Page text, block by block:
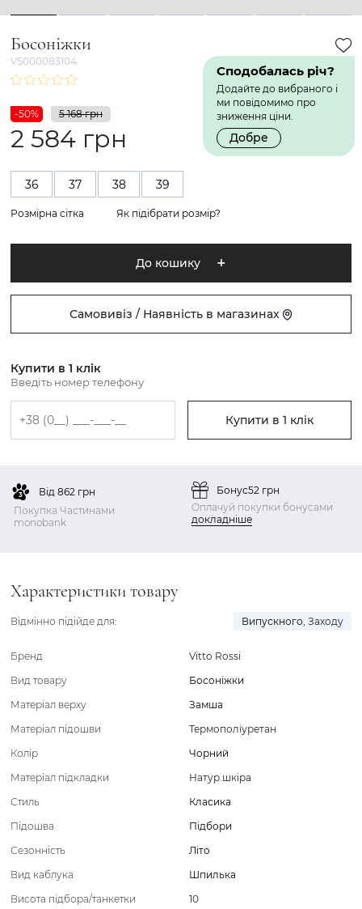
1 2 3 4 5 6 7
Босоніжки
VS000083104
Сподобалась річ?
Додайте до вибраного і
ми повідомимо про
зниження ціни.
Добре
-50% 5 168 грн
2 584 грн
36 37 38 39
Розмірна сітка Як підібрати розмір?
До кошику
Самовивіз / Наявність в магазинах
Купити в 1 клік
Введіть номер телефону
Купити в 1 клік
Від 862 грн
Покупка Частинами
monobank
Бонус52 грн
Оплачуй покупки бонусами
докладніше
Характеристики товару
Відмінно підійде для: Випускного, Заходу
Бренд
Vitto Rossi
Вид товару
Босоніжки
Матеріал верху
Замша
Матеріал підошви
Термополіуретан
Колір
Чорний
Матеріал підкладки
Натур.шкіра
Стиль
Класика
Підошва
Підбори
Сезонність
Літо
Вид каблука
Шпилька
Висота підбора/танкетки
10